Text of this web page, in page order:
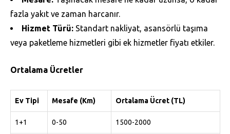
fazla yakıt ve zaman harcanır.
Hizmet Türü: Standart nakliyat, asansörlü taşıma
veya paketleme hizmetleri gibi ek hizmetler fiyatı etkiler.
Ortalama Ücretler
Ev Tipi Mesafe (Km) Ortalama Ücret (TL)
1+1 0-50 1500-2000